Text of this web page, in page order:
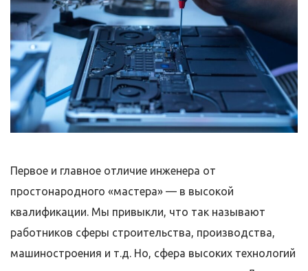
Первое и главное отличие инженера от
простонародного «мастера» — в высокой
квалификации. Мы привыкли, что так называют
работников сферы строительства, производства,
машиностроения и т.д. Но, сфера высоких технологий